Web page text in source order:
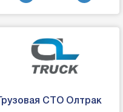
Грузовая СТО Олтрак